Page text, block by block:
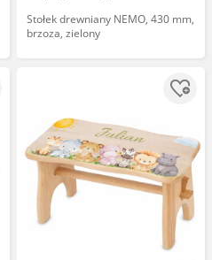
Stołek drewniany NEMO, 430 mm,
brzoza, zielony